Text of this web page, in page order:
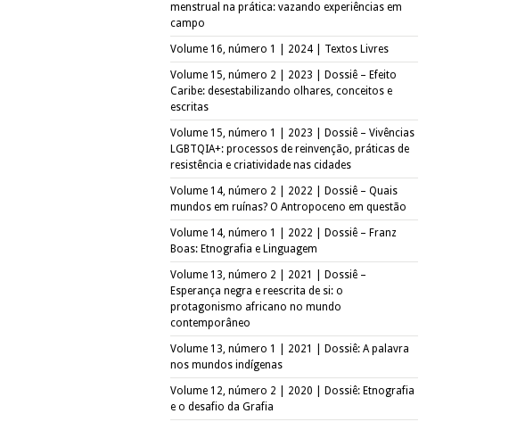
menstrual na prática: vazando experiências em
campo
Volume 16, número 1 | 2024 | Textos Livres
Volume 15, número 2 | 2023 | Dossiê – Efeito
Caribe: desestabilizando olhares, conceitos e
escritas
Volume 15, número 1 | 2023 | Dossiê – Vivências
LGBTQIA+: processos de reinvenção, práticas de
resistência e criatividade nas cidades
Volume 14, número 2 | 2022 | Dossiê – Quais
mundos em ruínas? O Antropoceno em questão
Volume 14, número 1 | 2022 | Dossiê – Franz
Boas: Etnografia e Linguagem
Volume 13, número 2 | 2021 | Dossiê –
Esperança negra e reescrita de si: o
protagonismo africano no mundo
contemporâneo
Volume 13, número 1 | 2021 | Dossiê: A palavra
nos mundos indígenas
Volume 12, número 2 | 2020 | Dossiê: Etnografia
e o desafio da Grafia